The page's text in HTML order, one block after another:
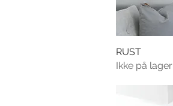
RUST
Ikke på lager